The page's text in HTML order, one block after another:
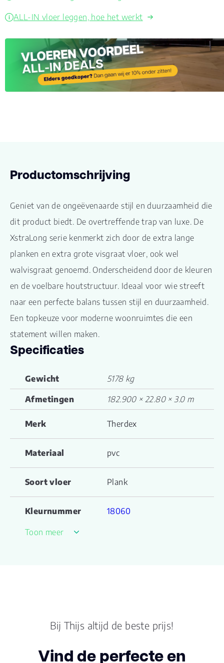
ALL-IN vloer leggen, hoe het werkt
Productomschrijving
Geniet van de ongeëvenaarde stijl en duurzaamheid die
dit product biedt. De overtreffende trap van luxe. De
XstraLong serie kenmerkt zich door de extra lange
planken en extra grote visgraat vloer, ook wel
walvisgraat genoemd. Onderscheidend door de kleuren
en de voelbare houtstructuur. Ideaal voor wie streeft
naar een perfecte balans tussen stijl en duurzaamheid.
Een topkeuze voor moderne woonruimtes die een
statement willen maken.
Specificaties
Gewicht 5178 kg
Afmetingen 182.900 × 22.80 × 3.0 m
Merk Therdex
Materiaal pvc
Soort vloer Plank
Kleurnummer 18060
Lengte plank (cm) 182.900
Breedte plank
Toon meer
Bij Thijs altijd de beste prijs!
Vind de perfecte en